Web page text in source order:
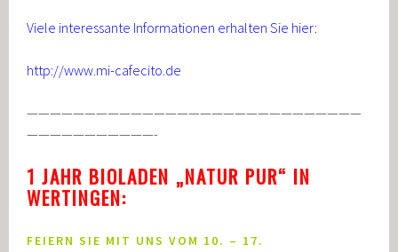
Viele interessante Informationen erhalten Sie hier:
http://www.mi-cafecito.de
—————————————————————————————
———————————-
1 JAHR BIOLADEN „NATUR PUR“ IN
WERTINGEN:
FEIERN SIE MIT UNS VOM 10. – 17.